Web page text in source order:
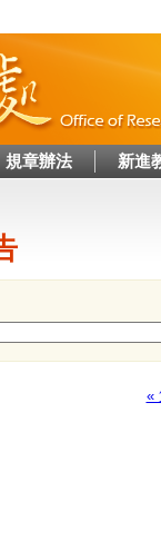
規章辦法 新進
«